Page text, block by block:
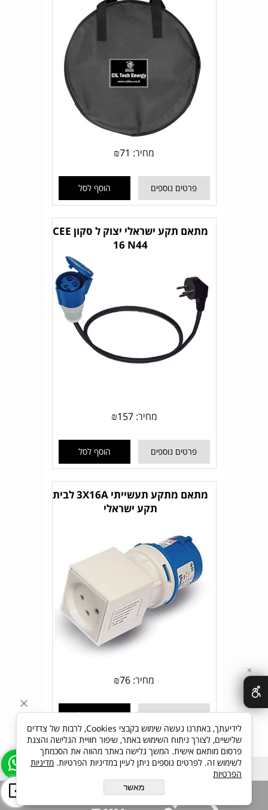
מחיר: ₪71
פרטים נוספים הוסף לסל
מתאם תקע ישראלי יצוק ל סקון CEE
16 N44
מחיר: ₪157
פרטים נוספים הוסף לסל
מתאם מתקע תעשייתי 3X16A לבית
תקע ישראלי
מחיר: ₪76
פרטים נוספים הוסף לסל
✕
לידיעתך, באתרנו נעשה שימוש בקבצי Cookies, לרבות של צדדים
שלישיים, לצורך ניתוח השימוש באתר, שיפור חוויית הגלישה והצגת
פרסום מותאם אישית. המשך גלישה באתר מהווה את הסכמתך
לשימוש זה. לפרטים נוספים ניתן לעיין במדיניות הפרטיות. מדיניות
הפרטיות
מאשר